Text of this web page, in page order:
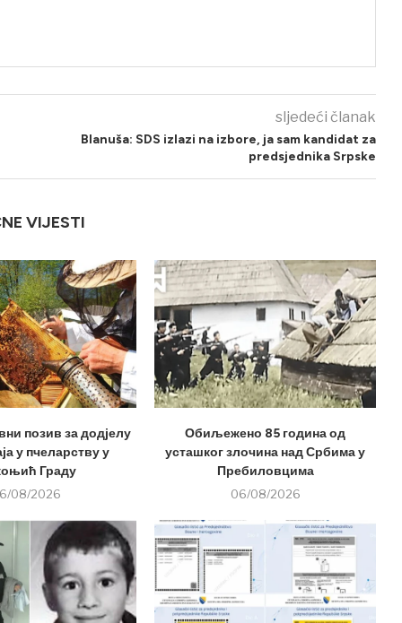
sljedeći članak
Blanuša: SDS izlazi na izbore, ja sam kandidat za
predsjednika Srpske
VIJESTI
позив за додјелу
у пчеларству у
Граду
08/2026
Обиљежено 85 година од
усташког злочина над Србима у
Пребиловцима
06/08/2026